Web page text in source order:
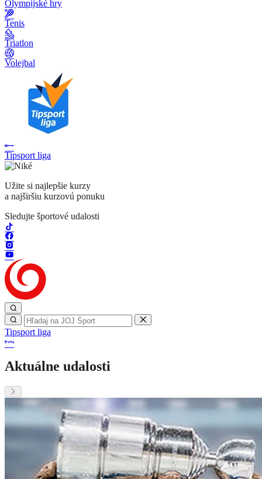
Olympijské hry
Tenis
Triatlon
Volejbal
Tipsport liga
Užite si najlepšie kurzy
a najširšiu kurzovú ponuku
Sledujte športové udalosti
Tipsport liga
Aktuálne udalosti